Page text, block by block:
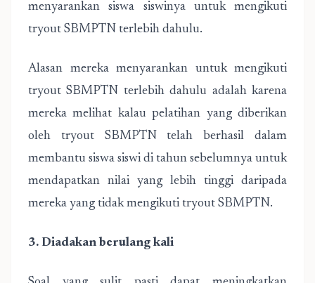
menyarankan siswa siswinya untuk mengikuti
tryout SBMPTN terlebih dahulu.
Alasan mereka menyarankan untuk mengikuti
tryout SBMPTN terlebih dahulu adalah karena
mereka melihat kalau pelatihan yang diberikan
oleh tryout SBMPTN telah berhasil dalam
membantu siswa siswi di tahun sebelumnya untuk
mendapatkan nilai yang lebih tinggi daripada
mereka yang tidak mengikuti tryout SBMPTN.
3. Diadakan berulang kali